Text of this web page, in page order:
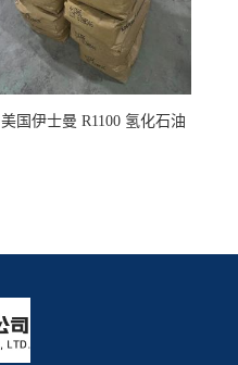
美国伊士曼 R1100 氢化石油